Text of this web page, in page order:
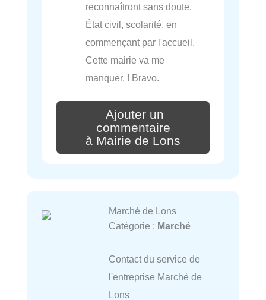
reconnaîtront sans doute.
État civil, scolarité, en
commençant par l'accueil.
Cette mairie va me
manquer. ! Bravo.
Ajouter un
commentaire
à Mairie de Lons
Marché de Lons
Catégorie : Marché
Contact du service de
l'entreprise Marché de
Lons